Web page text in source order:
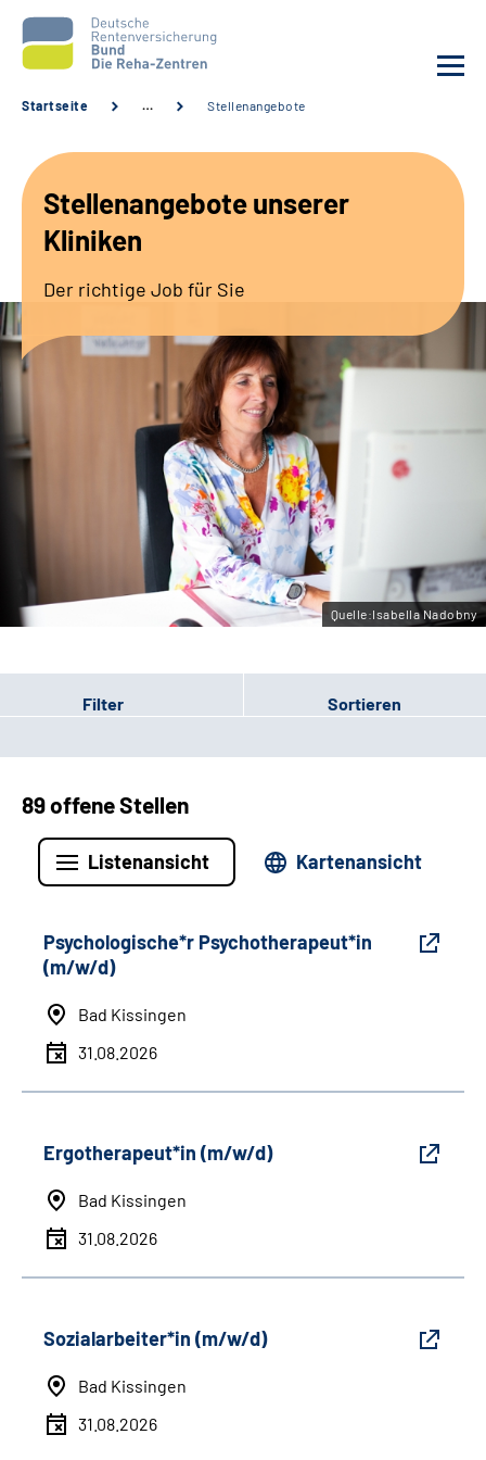
Unsere Kliniken
Sozialdienste & Zuweisende
Erweiterte Suche
Gebärdensprache
Leichte Sprache
Startseite … Stellenangebote
Stellenangebote unserer
Kliniken
Der richtige Job für Sie
Quelle:Isabella Nadobny
Filter Sortieren
89 offene Stellen
Listenansicht Kartenansicht
Psychologische*r Psychotherapeut*in
(m/w/d)
Bad Kissingen
31.08.2026
Ergotherapeut*in (m/w/d)
Bad Kissingen
31.08.2026
Sozialarbeiter*in (m/w/d)
Bad Kissingen
31.08.2026